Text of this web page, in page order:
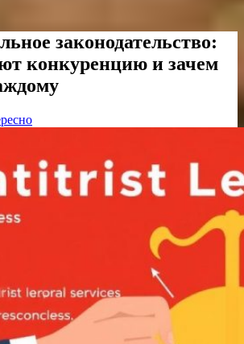
законодательство:
конкуренцию и зачем